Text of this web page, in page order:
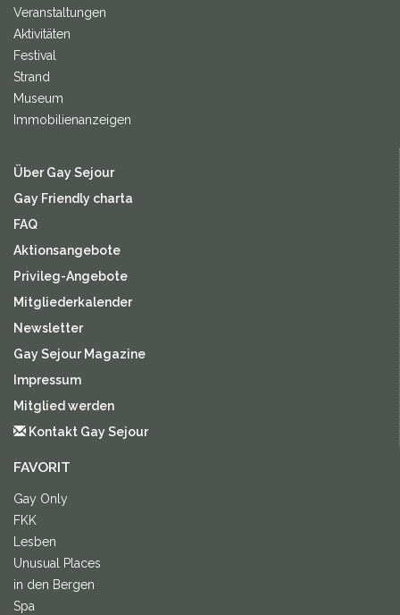
Veranstaltungen
Aktivitäten
Festival
Strand
Museum
Immobilienanzeigen
Über Gay Sejour
Gay Friendly charta
FAQ
Aktionsangebote
Privileg-Angebote
Mitgliederkalender
Newsletter
Gay Sejour Magazine
Impressum
Mitglied werden
Kontakt Gay Sejour
FAVORIT
Gay Only
FKK
Lesben
Unusual Places
in den Bergen
Spa